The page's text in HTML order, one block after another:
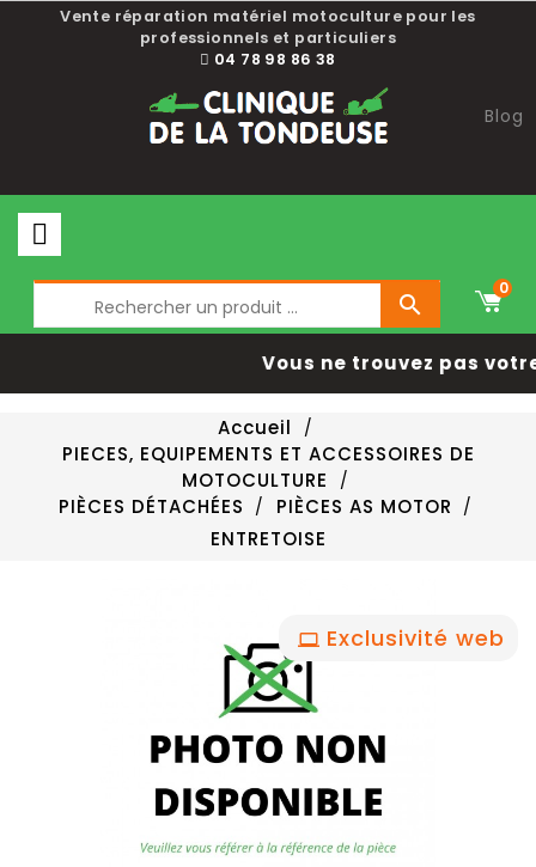
Vente réparation matériel motoculture pour les
professionnels et particuliers
04 78 98 86 38
Blog

0
Vous ne trouvez pas
Accueil
PIECES, EQUIPEMENTS ET ACCESSOIRES DE
MOTOCULTURE
PIÈCES DÉTACHÉES
PIÈCES AS MOTOR
ENTRETOISE
Exclusivité web